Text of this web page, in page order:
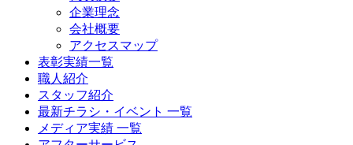
企業理念
会社概要
アクセスマップ
表彰実績一覧
職人紹介
スタッフ紹介
最新チラシ・イベント 一覧
メディア実績 一覧